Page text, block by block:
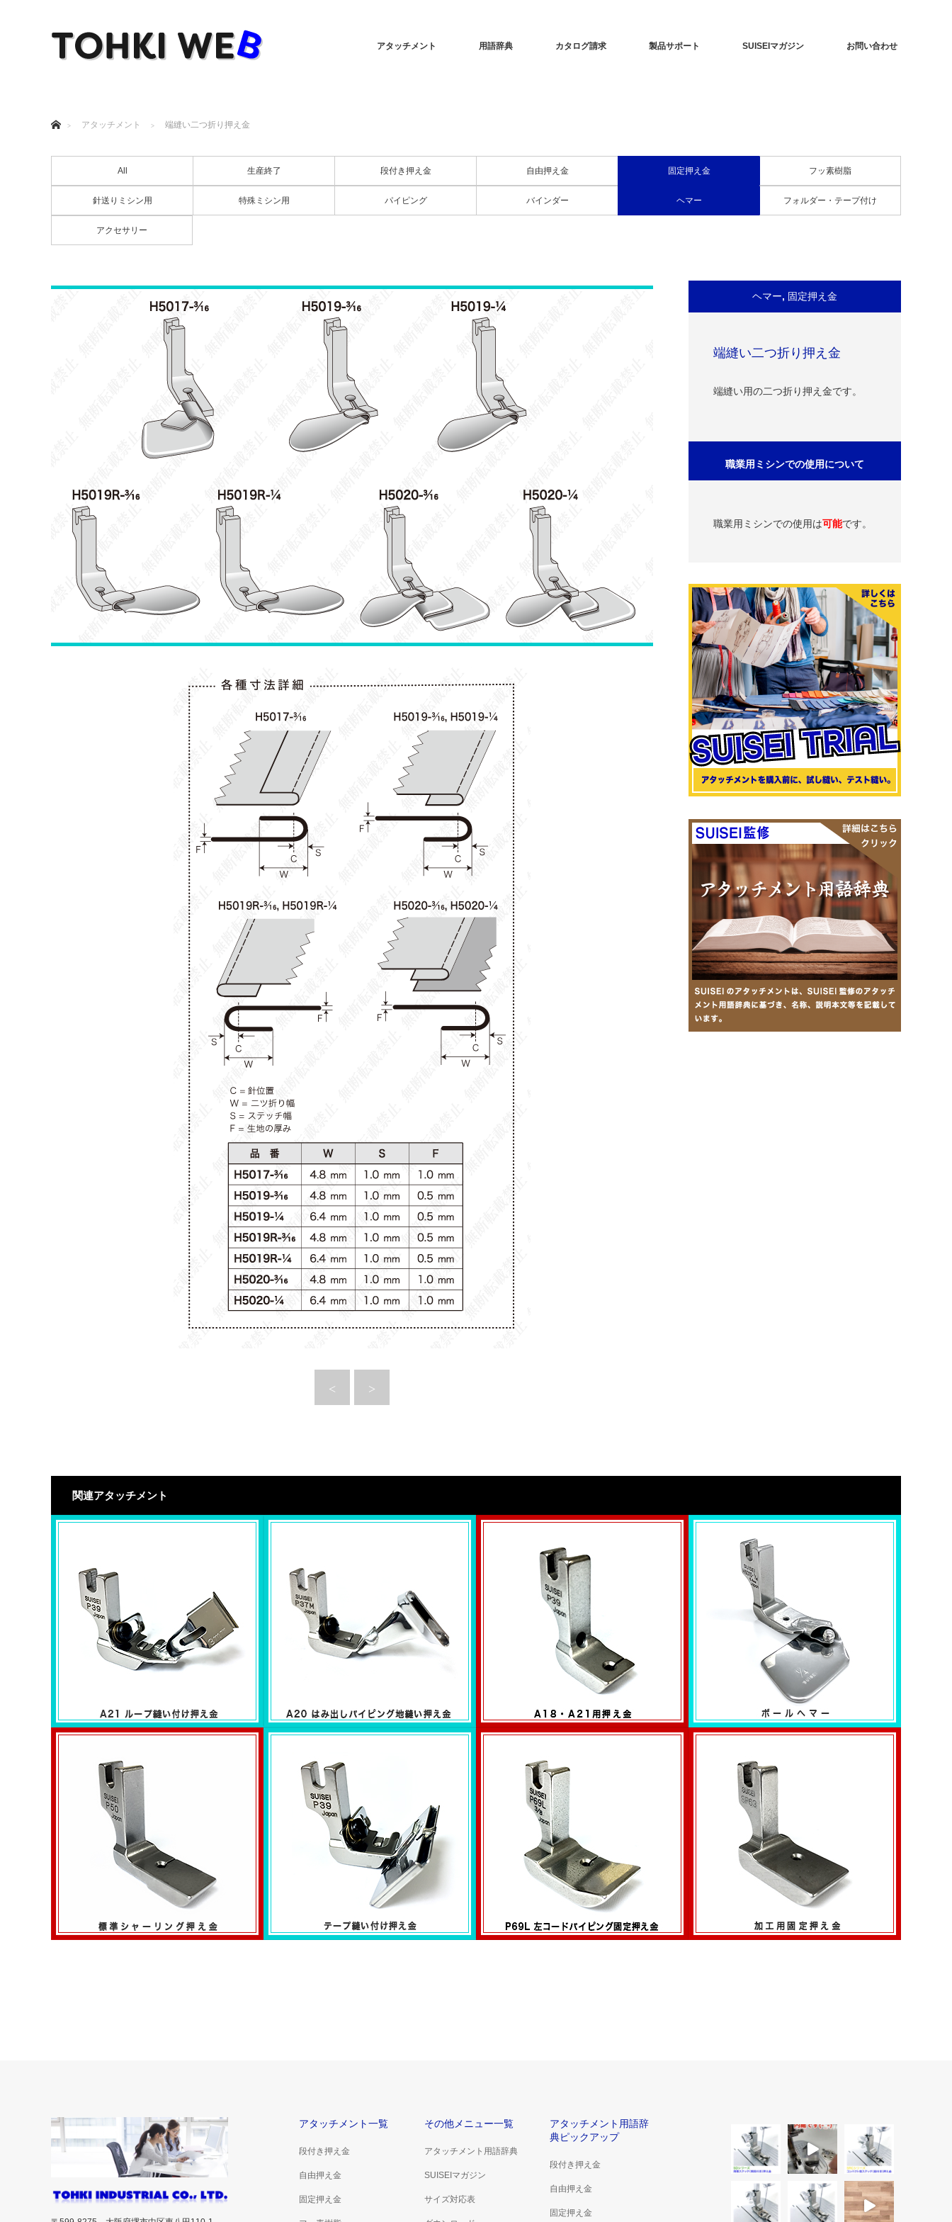
アタッチメント 用語辞典 カタログ請求 製品サポート SUISEIマガジン お問い合わせ
アタッチメント
端縫い二つ折り押え金
All 生産終了 段付き押え金 自由押え金 固定押え金 フッ素樹脂
針送りミシン用 特殊ミシン用 パイピング バインダー ヘマー フォルダー・テープ付け
アクセサリー
ヘマー, 固定押え金
端縫い二つ折り押え金
端縫い用の二つ折り押え金です。
職業用ミシンでの使用について
職業用ミシンでの使用は可能です。
関連アタッチメント
ループ縫い付け押え金
A21シリーズ
はみ出しパイピング地縫い押え金
A20シリーズ
A18・A21用押え金
ボールヘマー
H6010シリーズ
アタッチメント一覧
段付き押え金
自由押え金
固定押え金
その他メニュー一覧
アタッチメント用語辞典
SUISEIマガジン
サイズ対応表
アタッチメント用語辞
典ピックアップ
段付き押え金
自由押え金
固定押え金